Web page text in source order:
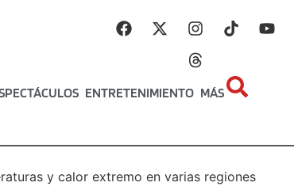
ENTRETENIMIENTO MÁS
y calor extremo en varias regiones